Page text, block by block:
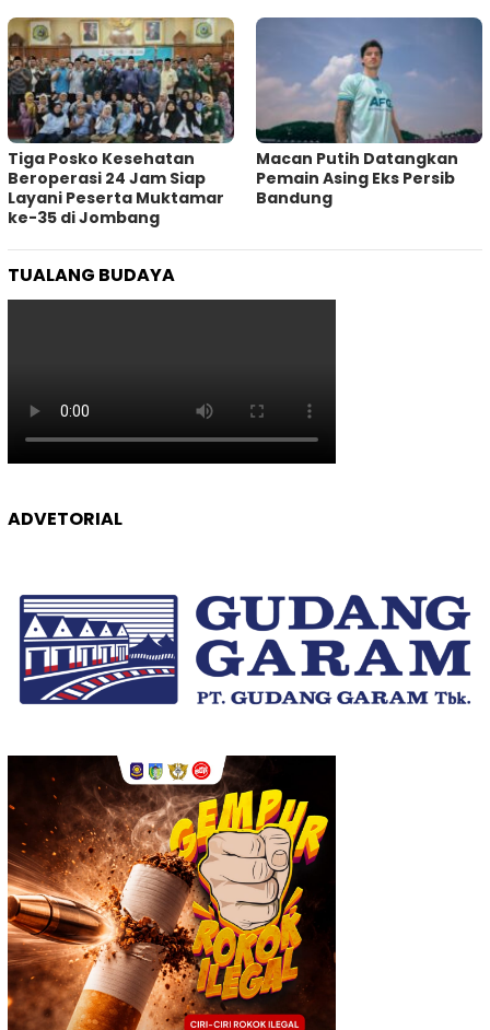
Tiga Posko Kesehatan
Beroperasi 24 Jam Siap
Layani Peserta Muktamar
ke-35 di Jombang
Macan Putih Datangkan
Pemain Asing Eks Persib
Bandung
TUALANG BUDAYA
ADVETORIAL